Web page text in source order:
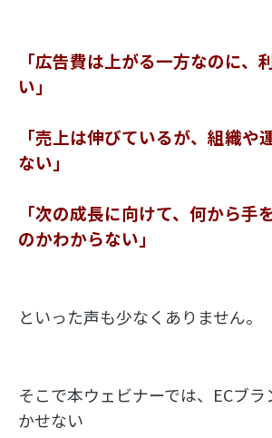
「広告費は上がる一方なのに、
い」
「売上は伸びているが、組織や
ない」
「次の成長に向けて、何から手
のかわからない」
といった声も少なくありません。
そこで本ウェビナーでは、ECブ
かせない